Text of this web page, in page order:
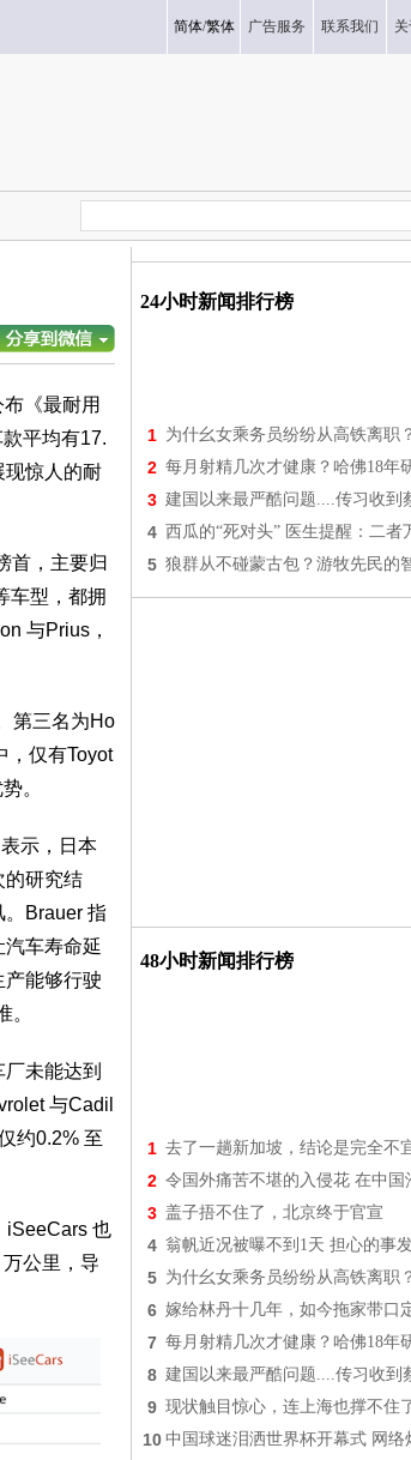
简体/繁体 广告服务 联系我们
《最耐用
平均有17.
现惊人的耐
首，主要归
车型，都拥
与Prius，
第三名为Ho
，仅有Toyot
。
示，日本
的研究结
。Brauer 指
汽车寿命延
能够行驶
。
未能达到
与Cadil
约0.2% 至
也
公里，导
24小时新闻排行榜
1 为什幺女乘务员纷纷从高铁离职
2 每月射精几次才健康？哈佛18年
3 建国以来最严酷问题....传习收到
4 西瓜的“死对头” 医生提醒：二者
5 狼群从不碰蒙古包？游牧先民的
48小时新闻排行榜
1 去了一趟新加坡，结论是完全不
2 令国外痛苦不堪的入侵花 在中国
3 盖子捂不住了，北京终于官宣
4 翁帆近况被曝不到1天 担心的事
5 为什幺女乘务员纷纷从高铁离职
6 嫁给林丹十几年，如今拖家带口
7 每月射精几次才健康？哈佛18年
8 建国以来最严酷问题....传习收到
9 现状触目惊心，连上海也撑不住
10 中国球迷泪洒世界杯开幕式 网络